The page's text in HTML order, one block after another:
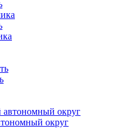
округ
округ